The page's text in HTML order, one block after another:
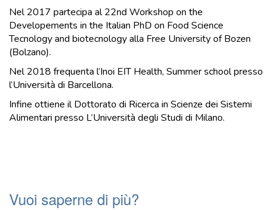
Nel 2017 partecipa al 22nd Workshop on the
Developements in the Italian PhD on Food Science
Tecnology and biotecnology alla Free University of Bozen
(Bolzano).
Nel 2018 frequenta l’Inoi EIT Health, Summer school presso
l’Università di Barcellona.
Infine ottiene il Dottorato di Ricerca in Scienze dei Sistemi
Alimentari presso L’Università degli Studi di Milano.
Vuoi saperne di più?